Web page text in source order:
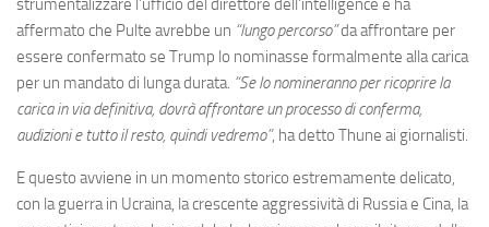
strumentalizzare l’ufficio del direttore dell’intelligence e ha
affermato che Pulte avrebbe un “lungo percorso”da affrontare per
essere confermato se Trump lo nominasse formalmente alla carica
per un mandato di lunga durata. “Se lo nomineranno per ricoprire la
carica in via definitiva, dovrà affrontare un processo di conferma,
audizioni e tutto il resto, quindi vedremo”, ha detto Thune ai giornalisti.
E questo avviene in un momento storico estremamente delicato,
con la guerra in Ucraina, la crescente aggressività di Russia e Cina, la